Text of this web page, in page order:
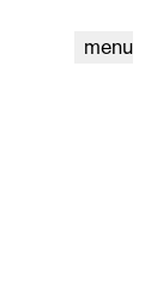
menu